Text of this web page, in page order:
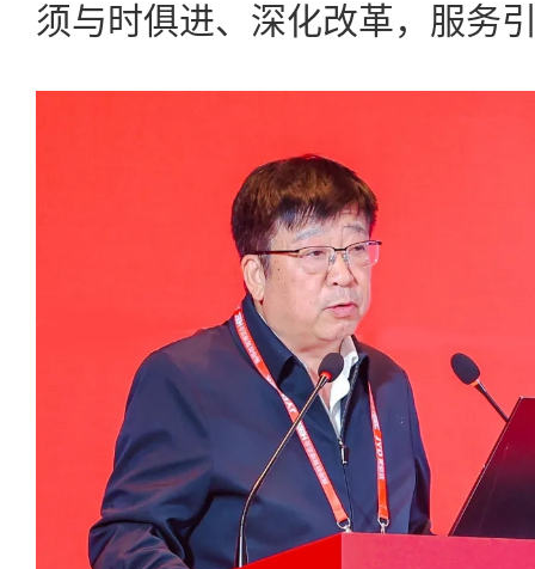
须与时俱进、深化改革，服务